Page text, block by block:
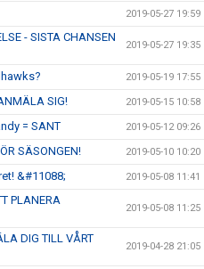
2019-05-27 19:59
- SISTA CHANSEN
2019-05-27 19:35
2019-05-19 17:55
SIG! 2019-05-15 10:58
= SANT 2019-05-12 09:26
SÄSONGEN! 2019-05-10 10:20
&#11088; 2019-05-08 11:41
PLANERA
2019-05-08 11:25
DIG TILL VÅRT
2019-04-28 21:05